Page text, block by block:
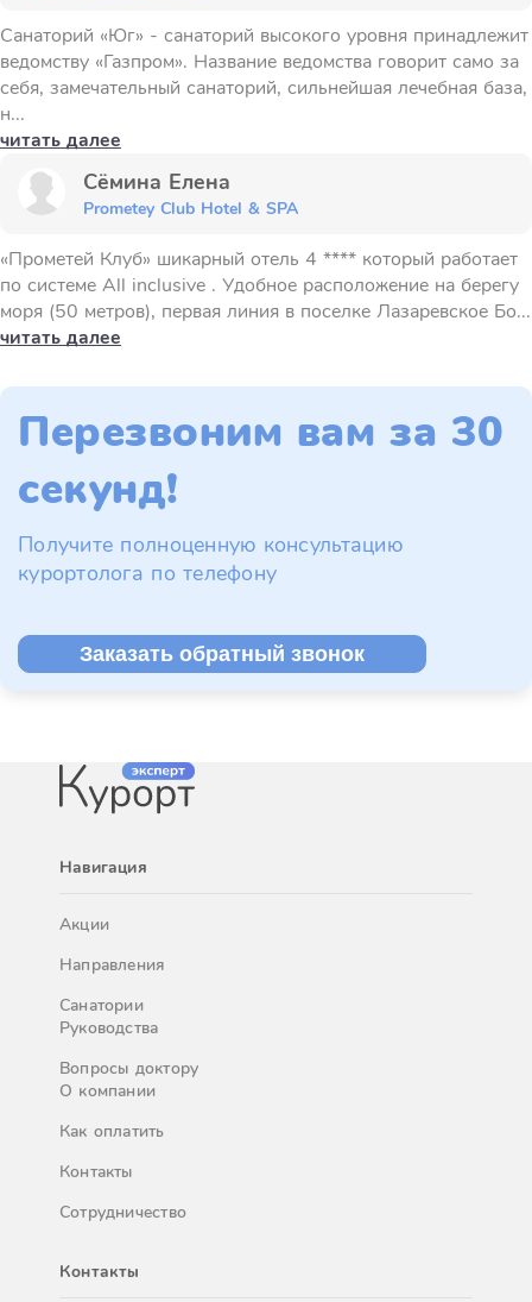
Санаторий «Юг» - санаторий высокого уровня принадлежит
ведомству «Газпром». Название ведомства говорит само за
себя, замечательный санаторий, сильнейшая лечебная база,
н...
читать далее
Сёмина Елена
Prometey Club Hotel & SPA
«Прометей Клуб» шикарный отель 4 **** который работает
по системе All inclusive . Удобное расположение на берегу
моря (50 метров), первая линия в поселке Лазаревское Бо...
читать далее
Перезвоним вам за 30
секунд!
Получите полноценную консультацию
курортолога по телефону
Заказать обратный звонок
Навигация
Акции
Направления
Санатории
Руководства
Вопросы доктору
О компании
Как оплатить
Контакты
Сотрудничество
Контакты